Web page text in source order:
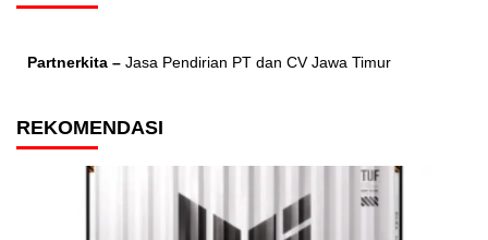
Partnerkita – Jasa Pendirian PT dan CV Jawa Timur
REKOMENDASI